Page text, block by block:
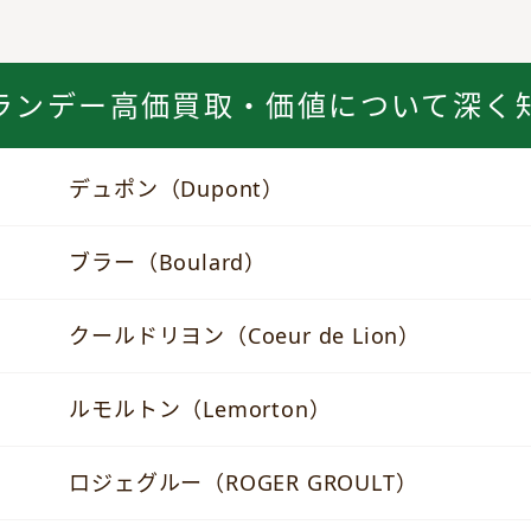
ンデー高価買取・価値について深く
デュポン（Dupont）
ブラー（Boulard）
クールドリヨン（Coeur de Lion）
ルモルトン（Lemorton）
ロジェグルー（ROGER GROULT）